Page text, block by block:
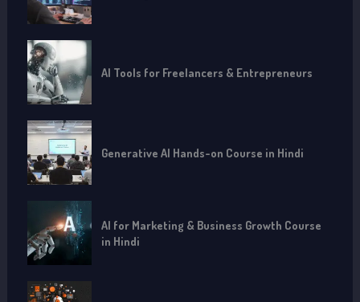
AI Tools for Freelancers & Entrepreneurs
Generative AI Hands-on Course in Hindi
AI for Marketing & Business Growth Course
in Hindi